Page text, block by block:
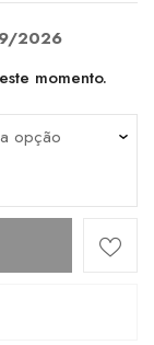
2026
momento.